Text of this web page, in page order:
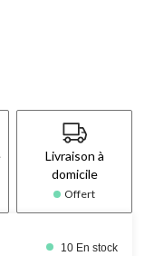
Livraison à
domicile
Offert
10 En stock